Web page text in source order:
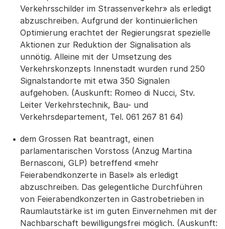
Verkehrsschilder im Strassenverkehr» als erledigt
abzuschreiben. Aufgrund der kontinuierlichen
Optimierung erachtet der Regierungsrat spezielle
Aktionen zur Reduktion der Signalisation als
unnötig. Alleine mit der Umsetzung des
Verkehrskonzepts Innenstadt wurden rund 250
Signalstandorte mit etwa 350 Signalen
aufgehoben. (Auskunft: Romeo di Nucci, Stv.
Leiter Verkehrstechnik, Bau- und
Verkehrsdepartement, Tel. 061 267 81 64)
dem Grossen Rat beantragt, einen
parlamentarischen Vorstoss (Anzug Martina
Bernasconi, GLP) betreffend «mehr
Feierabendkonzerte in Basel» als erledigt
abzuschreiben. Das gelegentliche Durchführen
von Feierabendkonzerten in Gastrobetrieben in
Raumlautstärke ist im guten Einvernehmen mit der
Nachbarschaft bewilligungsfrei möglich. (Auskunft: